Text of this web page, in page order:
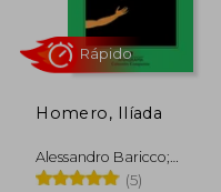
Homero, Ilíada
Alessandro Baricco;
Alessandro Baricco
(5)